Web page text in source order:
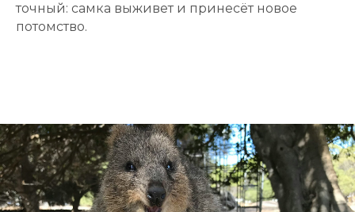
точный: самка выживет и принесёт новое
потомство.